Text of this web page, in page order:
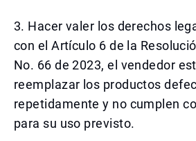
3. Hacer valer los derechos
con el Artículo 6 de la
No. 66 de 2023, el vendedor
reemplazar los productos
repetidamente y no cumplen
para su uso previsto.